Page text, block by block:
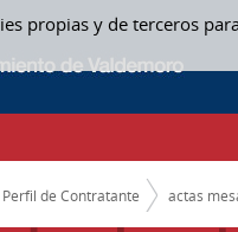
propias y de terceros
CONTRATACION
Perfil de Contratante actas